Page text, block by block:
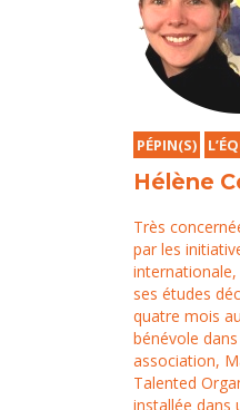
PÉPIN(S)
Hélène
Très
par les
ses études
quatre mois
bénévole
association,
Talented
installée dans